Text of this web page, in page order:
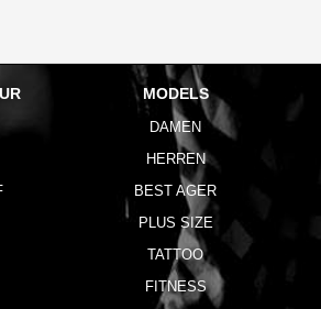
MODELS
DAMEN
HERREN
BEST AGER
PLUS SIZE
TATTOO
FITNESS